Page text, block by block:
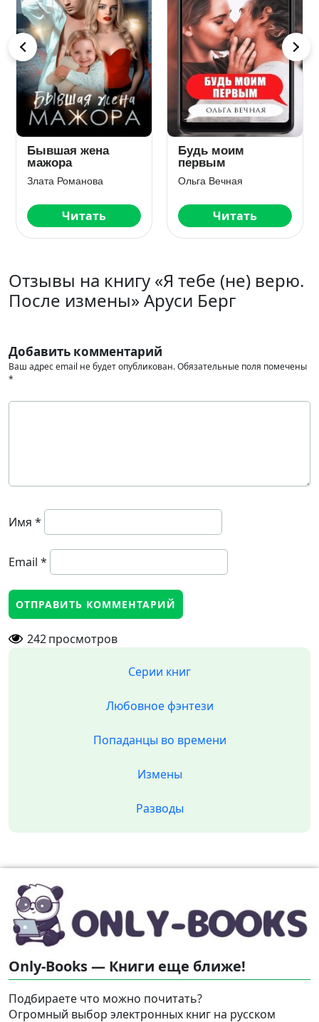
Бывшая жена
мажора
Злата Романова
Читать
Будь моим
первым
Ольга Вечная
Читать
Отзывы на книгу «Я тебе (не) верю.
После измены» Аруси Берг
Добавить комментарий
Ваш адрес email не будет опубликован.Обязательные поля помечены
*
Имя *
Email *
242просмотров
Серии книг
Любовное фэнтези
Попаданцы во времени
Измены
Разводы
Only-Books — Книги еще ближе!
Подбираете что можно почитать?
Огромный выбор электронных книг на русском